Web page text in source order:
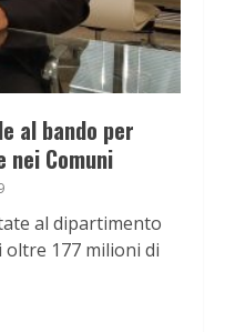
al bando per
nei Comuni
al dipartimento
177 milioni di